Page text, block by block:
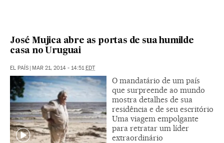
José Mujica abre as portas de sua humilde
casa no Uruguai
EL PAÍS | MAR 21, 2014 - 14:51EDT
O mandatário de um país
que surpreende ao mundo
mostra detalhes de sua
residência e de seu escritório
Uma viagem empolgante
para retratar um líder
extraordinário